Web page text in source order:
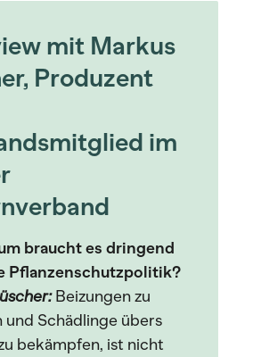
mit Markus
Produzent
im
braucht es dringend
Pflanzenschutzpolitik?
Beizungen zu
Schädlinge übers
bekämpfen, ist nicht